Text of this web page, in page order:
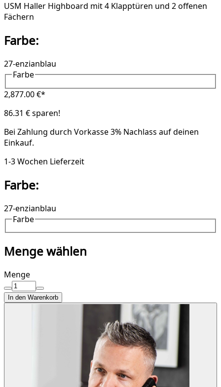
USM Haller Highboard mit 4 Klapptüren und 2 offenen
Fächern
Farbe:
27-enzianblau
Farbe
2,877.00 €*
86.31 € sparen!
Bei Zahlung durch Vorkasse3% Nachlass auf deinen
Einkauf.
1-3 Wochen Lieferzeit
Farbe:
27-enzianblau
Farbe
Menge wählen
Menge
In den Warenkorb